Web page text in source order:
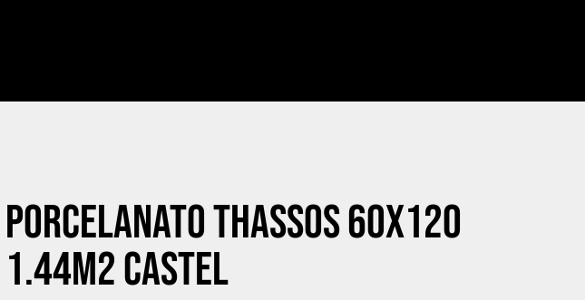
PORCELANATO THASSOS 60X120
1.44M2 CASTEL